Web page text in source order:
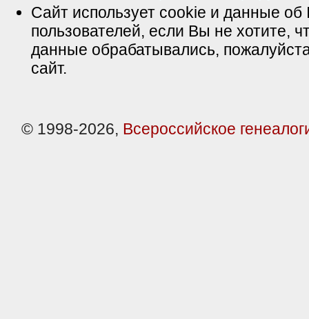
Сайт использует cookie и данные об
пользователей, если Вы не хотите,
данные обрабатывались,
сайт.
© 1998-2026, Всероссийское